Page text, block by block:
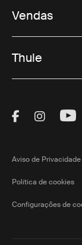
Vendas
Thule
VisitVisit
Aviso de Privacidade
Política de cookies
Configurações de